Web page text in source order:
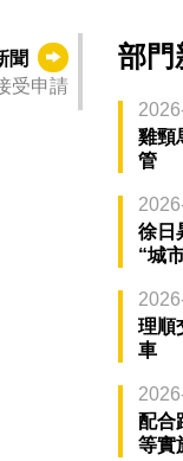
聞
受申請
部門
雞頸
管
徐日
“城
理順
車
配合
等實